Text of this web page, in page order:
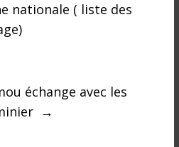
nationale ( liste des
échange avec les
→